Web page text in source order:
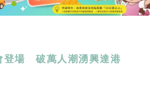
登場 破萬人潮湧興達港